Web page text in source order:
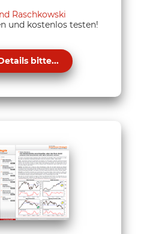
Raschkowski
und kostenlos testen!
bitte...